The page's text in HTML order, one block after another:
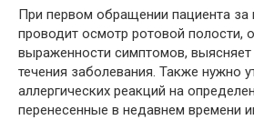
При первом обращении пациента
проводит осмотр ротовой полости,
выраженности симптомов,
течения заболевания. Также нужно
аллергических реакций на
перенесенные в недавнем времени